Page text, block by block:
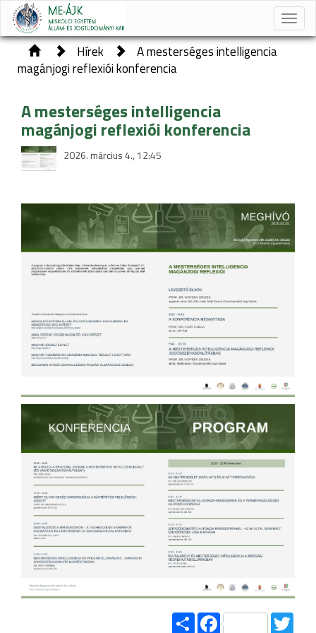
Toggle
Hírek
A mesterséges intelligencia
magánjogi reflexiói konferencia
A mesterséges intelligencia
magánjogi reflexiói konferencia
2026. március 4., 12:45
ShareFacebook